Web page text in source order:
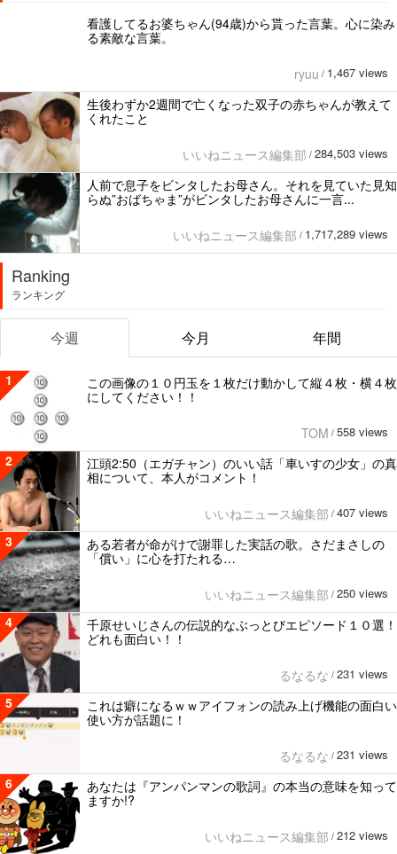
看護してるお婆ちゃん(94歳)から貰った言葉。心に染み
る素敵な言葉。
ryuu / 1,467 views
生後わずか2週間で亡くなった双子の赤ちゃんが教えて
くれたこと
いいねニュース編集部 / 284,503 views
人前で息子をビンタしたお母さん。それを見ていた見知
らぬ”おばちゃま”がビンタしたお母さんに一言...
いいねニュース編集部 / 1,717,289 views
Ranking
ランキング
今週 今月 年間
1
この画像の１０円玉を１枚だけ動かして縦４枚・横４枚
にしてください！！
TOM / 558 views
2
江頭2:50（エガチャン）のいい話「車いすの少女」の真
相について、本人がコメント！
いいねニュース編集部 / 407 views
3
ある若者が命がけで謝罪した実話の歌。さだまさしの
「償い」に心を打たれる…
いいねニュース編集部 / 250 views
4
千原せいじさんの伝説的なぶっとびエピソード１０選！
どれも面白い！！
るなるな / 231 views
5
これは癖になるｗｗアイフォンの読み上げ機能の面白い
使い方が話題に！
るなるな / 231 views
6
あなたは『アンパンマンの歌詞』の本当の意味を知って
ますか!?
いいねニュース編集部 / 212 views